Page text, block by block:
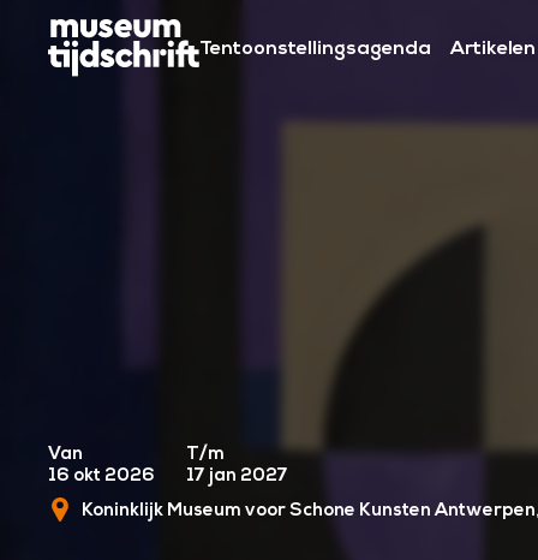
Tentoonstellingsagenda Artikelen
Van
16 okt 2026
T/m
17 jan 2027
Koninklijk Museum voor Schone Kunsten Antwerpen